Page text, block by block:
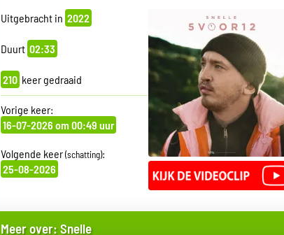
Uitgebracht in 2022
Duurt 02:33
210 keer gedraaid
Vorige keer:
16-07-2026 om 00:49 uur
Volgende keer(schatting):
25-08-2026
Meer over:Snelle